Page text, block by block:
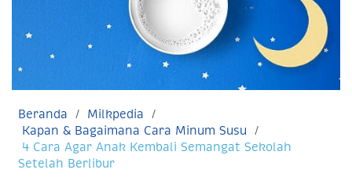
Beranda
Milkpedia
Kapan & Bagaimana Cara Minum Susu
4 Cara Agar Anak Kembali Semangat Sekolah
Setelah Berlibur